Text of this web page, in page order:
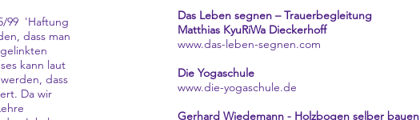
99 ­ 'Haftung
dass man
kann laut
dass
Da wir
Das Leben segnen – Trauerbegleitung
Matthias KyuRiWa Dieckerhoff
www.das-leben-segnen.com
Die Yogaschule
www.die-yogaschule.de
Gerhard Wiedemann - Holzbogen selber bauen